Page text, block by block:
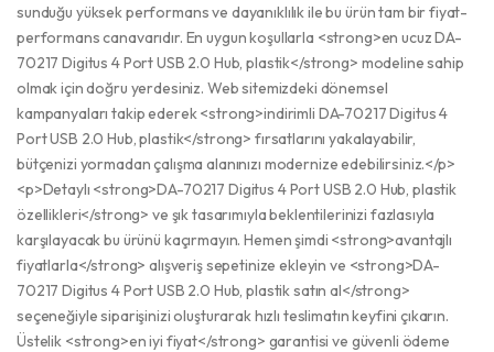
sunduğu yüksek performans ve dayanıklılık ile bu ürün tam bir fiyat-
performans canavarıdır. En uygun koşullarla <strong>en ucuz DA-
70217 Digitus 4 Port USB 2.0 Hub, plastik</strong> modeline sahip
olmak için doğru yerdesiniz. Web sitemizdeki dönemsel
kampanyaları takip ederek <strong>indirimli DA-70217 Digitus 4
Port USB 2.0 Hub, plastik</strong> fırsatlarını yakalayabilir,
bütçenizi yormadan çalışma alanınızı modernize edebilirsiniz.</p>
<p>Detaylı <strong>DA-70217 Digitus 4 Port USB 2.0 Hub, plastik
özellikleri</strong> ve şık tasarımıyla beklentilerinizi fazlasıyla
karşılayacak bu ürünü kaçırmayın. Hemen şimdi <strong>avantajlı
fiyatlarla</strong> alışveriş sepetinize ekleyin ve <strong>DA-
70217 Digitus 4 Port USB 2.0 Hub, plastik satın al</strong>
seçeneğiyle siparişinizi oluşturarak hızlı teslimatın keyfini çıkarın.
Üstelik <strong>en iyi fiyat</strong> garantisi ve güvenli ödeme